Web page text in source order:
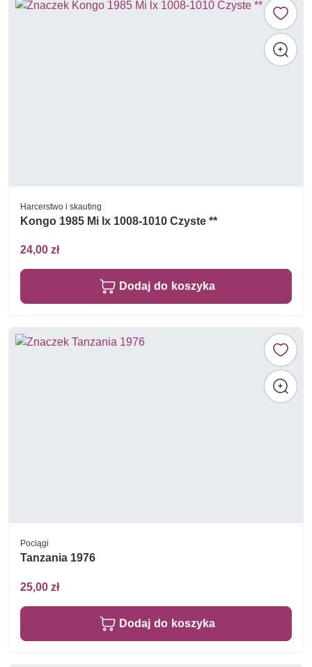
Harcerstwo i skauting
Kongo 1985 Mi lx 1008-1010 Czyste **
24,00 zł
Dodaj do koszyka
Pociągi
Tanzania 1976
25,00 zł
Dodaj do koszyka